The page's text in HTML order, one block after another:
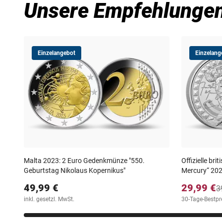
Unsere
Einzelangebot
Malta 2023: 2 Euro Gedenkmünze "550.
Geburtstag Nikolaus Kopernikus"
49,99 €
inkl. gesetzl. MwSt.
Offizielle
Mercury“
29,99 €
30-Tage-